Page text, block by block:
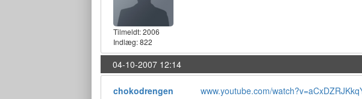
Tilmeldt:2006
Indlæg: 822
04-10-2007 12:14
chokodrengen
www.youtube.com/